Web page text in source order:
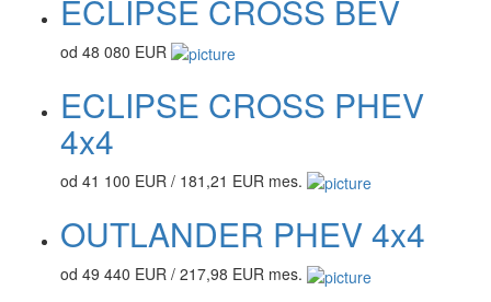
ECLIPSE CROSS BEV
od 48 080 EUR
ECLIPSE CROSS PHEV
4x4
od 41 100 EUR / 181,21 EUR mes.
OUTLANDER PHEV 4x4
od 49 440 EUR / 217,98 EUR mes.